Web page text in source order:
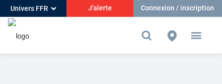
Univers FFR J'alerte Connexion / inscription